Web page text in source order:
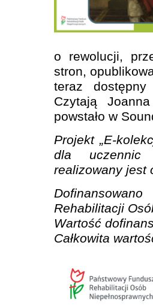
o rewolucji,
stron,
teraz
Czytają
powstało w
Projekt „E-
dla
realizowany jest
Rehabilitacji
Wartość
Całkowita